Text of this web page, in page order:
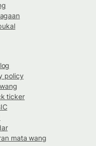
policy
ticker
mata wang